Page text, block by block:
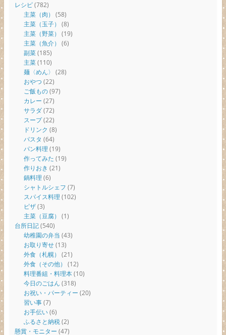
レシピ(782)
主菜（肉） (58)
主菜（玉子） (8)
主菜（野菜） (19)
主菜（魚介） (6)
副菜(185)
主菜(110)
麺〈めん〉 (28)
おやつ (22)
ご飯もの(97)
カレー (27)
サラダ(72)
スープ(22)
ドリンク (8)
パスタ (64)
パン料理 (19)
作ってみた (19)
作りおき (21)
鍋料理 (6)
シャトルシェフ (7)
スパイス料理 (102)
ピザ(3)
主菜（豆腐） (1)
台所日記(540)
幼稚園の弁当 (43)
お取り寄せ(13)
外食（札幌） (21)
外食（その他） (12)
料理番組・料理本(10)
今日のごはん (318)
お祝い・パーティー (20)
習い事(7)
お手伝い(6)
ふるさと納税(2)
懸賞・モニター (47)